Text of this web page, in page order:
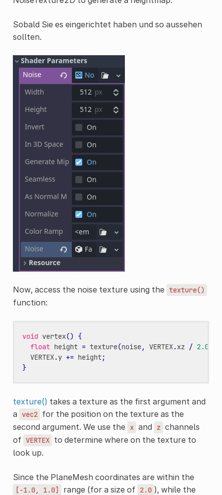
Sobald Sie es eingerichtet haben und so aussehen
sollten.
Now, access the noise texture using the texture()
function:
void vertex()
{
float height = texture(noise, VERTEX.xz / 2.0
VERTEX.y += height;
}
texture() takes a texture as the first argument and
a vec2 for the position on the texture as the
second argument. We use the x and z channels
of VERTEX to determine where on the texture to
look up.
Since the PlaneMesh coordinates are within the
[-1.0, 1.0] range (for a size of 2.0 ), while the